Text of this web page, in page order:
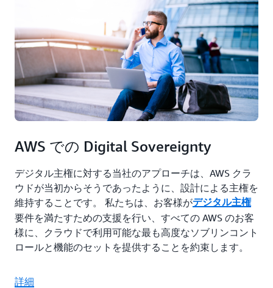
イし、ワークロードの増加に合わせて瞬時にスケー
ルアップし、需要に基づいて瞬時にスケールダウン
することができます。
AWS での Digital Sovereignty
デジタル主権に対する当社のアプローチは、AWS クラ
ウドが当初からそうであったように、設計による主権を
維持することです。 私たちは、お客様がデジタル主権
要件を満たすための支援を行い、すべての AWS のお客
様に、クラウドで利用可能な最も高度なソブリンコント
ロールと機能のセットを提供することを約束します。
詳細